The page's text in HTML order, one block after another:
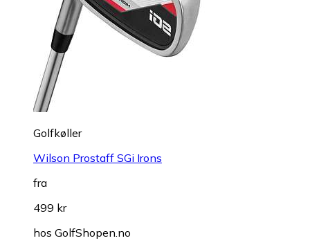
Golfkøller
Wilson Prostaff SGi Irons
fra
499 kr
hos GolfShopen.no